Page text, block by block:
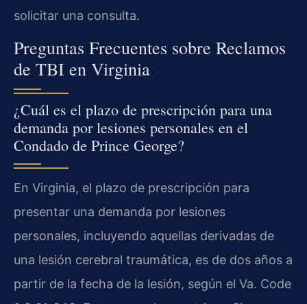
solicitar una consulta.
Preguntas Frecuentes sobre Reclamos
de TBI en Virginia
¿Cuál es el plazo de prescripción para una
demanda por lesiones personales en el
Condado de Prince George?
En Virginia, el plazo de prescripción para
presentar una demanda por lesiones
personales, incluyendo aquellas derivadas de
una lesión cerebral traumática, es de dos años a
partir de la fecha de la lesión, según el Va. Code